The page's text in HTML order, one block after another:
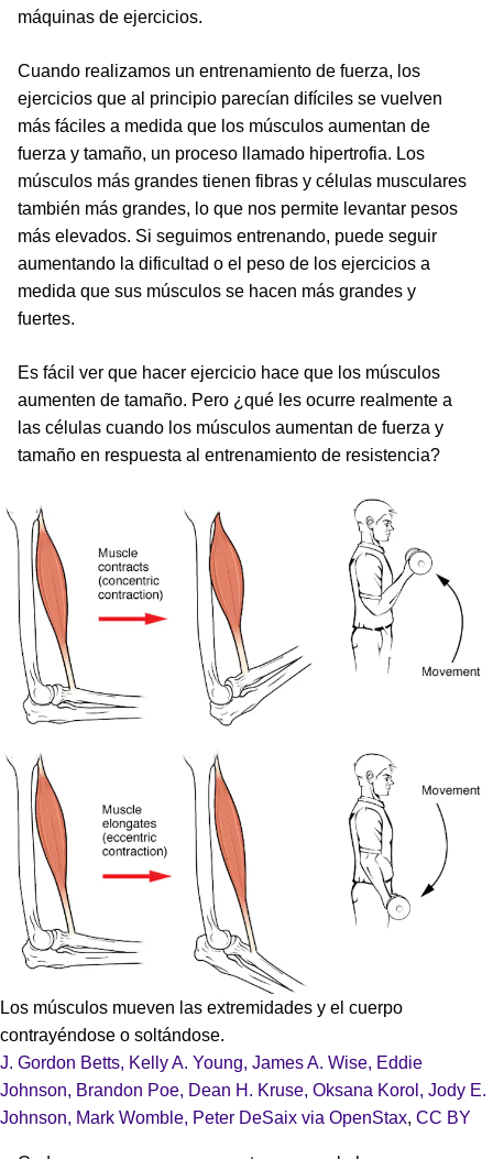
máquinas de ejercicios.
Cuando realizamos un entrenamiento de fuerza, los
ejercicios que al principio parecían difíciles se vuelven
más fáciles a medida que los músculos aumentan de
fuerza y tamaño, un proceso llamado hipertrofia. Los
músculos más grandes tienen fibras y células musculares
también más grandes, lo que nos permite levantar pesos
más elevados. Si seguimos entrenando, puede seguir
aumentando la dificultad o el peso de los ejercicios a
medida que sus músculos se hacen más grandes y
fuertes.
Es fácil ver que hacer ejercicio hace que los músculos
aumenten de tamaño. Pero ¿qué les ocurre realmente a
las células cuando los músculos aumentan de fuerza y
tamaño en respuesta al entrenamiento de resistencia?
Los músculos mueven las extremidades y el cuerpo
contrayéndose o soltándose.
J. Gordon Betts, Kelly A. Young, James A. Wise, Eddie
Johnson, Brandon Poe, Dean H. Kruse, Oksana Korol, Jody E.
Johnson, Mark Womble, Peter DeSaix via OpenStax, CC BY